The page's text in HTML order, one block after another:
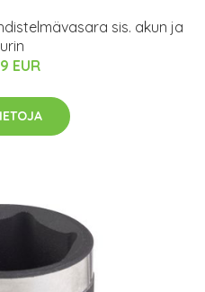
sis. akun ja
EUR